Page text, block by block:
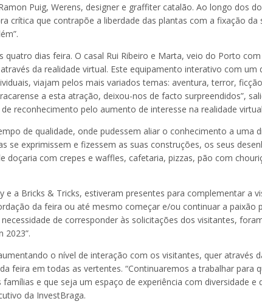
Puig, Werens, designer e graffiter catalão. Ao longo dos
crítica que contrapõe a liberdade das plantas com a fixação da
dias feira. O casal Rui Ribeiro e Marta, veio do Porto
da realidade virtual. Este equipamento interativo com um
viajam pelos mais variados temas: aventura, terror,
a esta atração, deixou-nos de facto surpreendidos”,
reconhecimento pelo aumento de interesse na realidade
de qualidade, onde pudessem aliar o conhecimento a uma
se exprimissem e fizessem as suas construções, os seus
com crepes e waffles, cafetaria, pizzas, pão com
a Bricks & Tricks, estiveram presentes para complementar a
da feira ou até mesmo começar e/ou continuar a paixão
de corresponder às solicitações dos visitantes,
2023”.
o nível de interação com os visitantes, quer através
feira em todas as vertentes. “Continuaremos a trabalhar para
e que seja um espaço de experiência com diversidade e
da InvestBraga.